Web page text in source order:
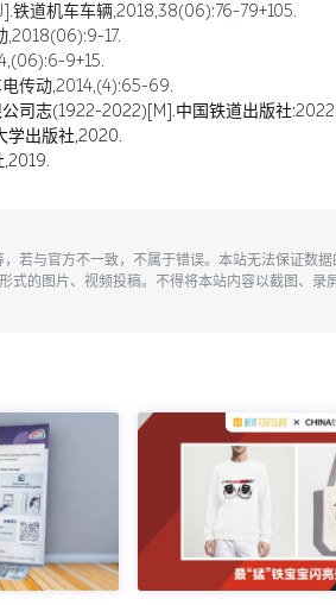
铁道机车车辆,2018,38(06):76-79+105.
,2018(06):9-17.
9+15.
传动,2014,(4):65-69.
司志(1922-2022)[M].中国铁道出版社
学出版社,2020.
若与官方不一致，不属于错误。本站无法保证数
的图片、视频投稿。不得将本站内容以截图、录